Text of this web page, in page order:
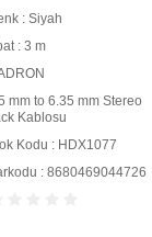
: Siyah
: 3 m
mm to 6.35 mm Stereo
Kablosu
Kodu : HDX1077
: 8680469044726